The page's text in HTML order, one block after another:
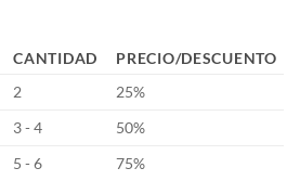
CANTIDAD
PRECIO/DESCUENTO
2
25%
3 - 4
50%
5 - 6
75%